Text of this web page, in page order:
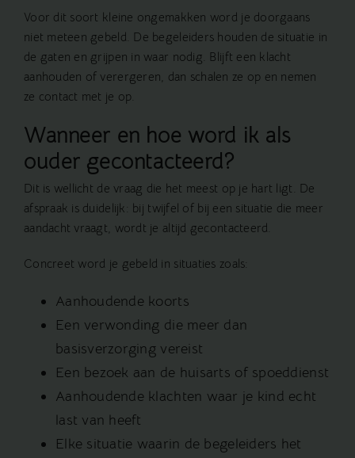
Voor dit soort kleine ongemakken word je doorgaans
niet meteen gebeld. De begeleiders houden de situatie in
de gaten en grijpen in waar nodig. Blijft een klacht
aanhouden of verergeren, dan schalen ze op en nemen
ze contact met je op.
Wanneer en hoe word ik als
ouder gecontacteerd?
Dit is wellicht de vraag die het meest op je hart ligt. De
afspraak is duidelijk: bij twijfel of bij een situatie die meer
aandacht vraagt, wordt je altijd gecontacteerd.
Concreet word je gebeld in situaties zoals:
Aanhoudende koorts
Een verwonding die meer dan
basisverzorging vereist
Een bezoek aan de huisarts of spoeddienst
Aanhoudende klachten waar je kind echt
last van heeft
Elke situatie waarin de begeleiders het